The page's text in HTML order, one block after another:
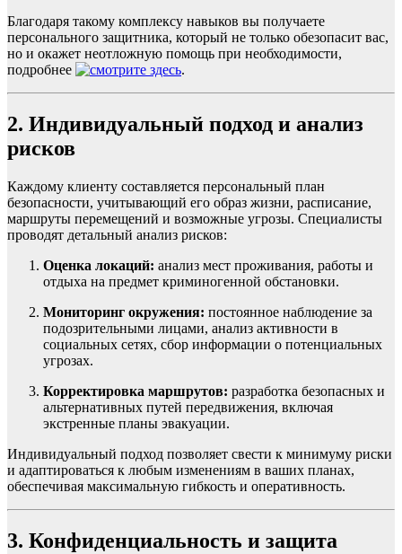
Благодаря такому комплексу навыков вы получаете
персонального защитника, который не только обезопасит вас,
но и окажет неотложную помощь при необходимости,
подробнее
.
2. Индивидуальный подход и анализ
рисков
Каждому клиенту составляется персональный план
безопасности, учитывающий его образ жизни, расписание,
маршруты перемещений и возможные угрозы. Специалисты
проводят детальный анализ рисков:
Оценка локаций: анализ мест проживания, работы и
отдыха на предмет криминогенной обстановки.
Мониторинг окружения: постоянное наблюдение за
подозрительными лицами, анализ активности в
социальных сетях, сбор информации о потенциальных
угрозах.
Корректировка маршрутов: разработка безопасных и
альтернативных путей передвижения, включая
экстренные планы эвакуации.
Индивидуальный подход позволяет свести к минимуму риски
и адаптироваться к любым изменениям в ваших планах,
обеспечивая максимальную гибкость и оперативность.
3. Конфиденциальность и защита